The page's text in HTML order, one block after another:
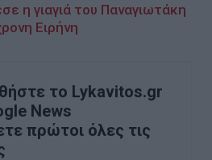
η γιαγιά του Παναγιωτάκη
Ειρήνη
το Lykavitos.gr
News
πρώτοι όλες τις